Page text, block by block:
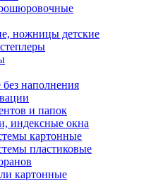
ножницы детские
наполнения
и папок
индексные окна
картонные
пластиковые
картонные